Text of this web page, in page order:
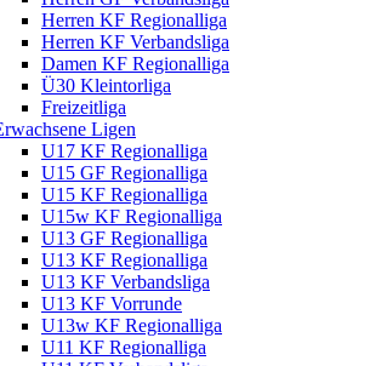
Herren KF Regionalliga
Herren KF Verbandsliga
Damen KF Regionalliga
Ü30 Kleintorliga
Freizeitliga
Ligen
U17 KF Regionalliga
U15 GF Regionalliga
U15 KF Regionalliga
U15w KF Regionalliga
U13 GF Regionalliga
U13 KF Regionalliga
U13 KF Verbandsliga
U13 KF Vorrunde
U13w KF Regionalliga
U11 KF Regionalliga